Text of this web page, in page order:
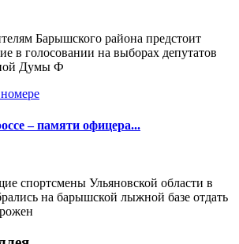
Барышского района предстоит
в голосовании на выборах депутатов
Думы Ф
– памяти офицера...
спортсмены Ульяновской области в
на барышской лыжной базе отдать